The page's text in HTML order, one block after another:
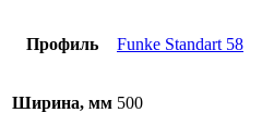
Профиль Funke Standart 58
Ширина, мм 500